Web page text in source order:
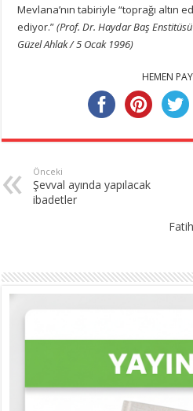
Mevlana’nın tabiriyle “toprağı altın
ediyor.”(Prof. Dr. Haydar Baş
Güzel Ahlak / 5 Ocak 1996)
HEMEN
Önceki
Şevval ayında yapılacak
ibadetler